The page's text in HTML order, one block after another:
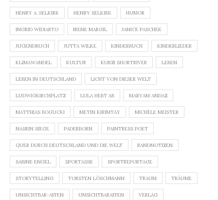
HENRY A. SELKIRK HENRY SELKIRK HUMOR
INGRID WIDIARTO IRENE MARGIL JANICE PASCHEK
JUGENDBUCH JUTTA WILKE KINDERBUCH KINDERLIEDER
KLIMAWANDEL KULTUR KURZI SHORTRIVER LEBEN
LEBEN IN DEUTSCHLAND LICHT VON DIESER WELT
LUDWIGKIRCHPLATZ LULA HEBT AB MARYAM ANDAZ
MATTHIAS BOGUCKI METIN KIRIMTAY MICHÈLE MEISTER
NASRIN SIEGE PADERBORN PAINTRESS POET
QUER DURCH DEUTSCHLAND UND DIE WELT RANDNOTIZEN
SABINE ENGEL SPORTASSE SPORTREPORTAGE
STORYTELLING TORSTEN LÖSCHMANN TRAUM TRÄUME
UNSICHTBAR-AFFEN UNSICHTBARAFFEN VERLAG